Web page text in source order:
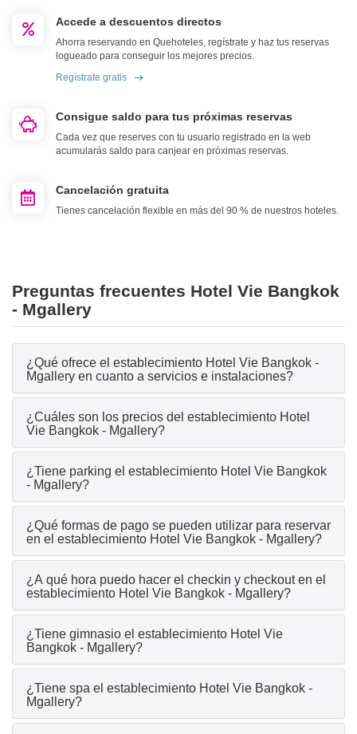
Accede a descuentos directos
Ahorra reservando en Quehoteles, regístrate y haz tus reservas
logueado para conseguir los mejores precios.
Regístrate gratis
Consigue saldo para tus próximas reservas
Cada vez que reserves con tu usuario registrado en la web
acumularás saldo para canjear en próximas reservas.
Cancelación gratuita
Tienes cancelación flexible en más del 90 % de nuestros hoteles.
Preguntas frecuentes Hotel Vie Bangkok
- Mgallery
¿Qué ofrece el establecimiento Hotel Vie Bangkok -
Mgallery en cuanto a servicios e instalaciones?
¿Cuáles son los precios del establecimiento Hotel
Vie Bangkok - Mgallery?
¿Tiene parking el establecimiento Hotel Vie Bangkok
- Mgallery?
¿Qué formas de pago se pueden utilizar para reservar
en el establecimiento Hotel Vie Bangkok - Mgallery?
¿A qué hora puedo hacer el checkin y checkout en el
establecimiento Hotel Vie Bangkok - Mgallery?
¿Tiene gimnasio el establecimiento Hotel Vie
Bangkok - Mgallery?
¿Tiene spa el establecimiento Hotel Vie Bangkok -
Mgallery?